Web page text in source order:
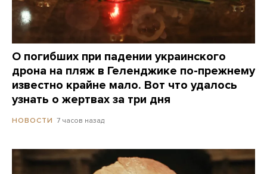
О погибших при падении украинского
дрона на пляж в Геленджике по-прежнему
известно крайне мало. Вот что удалось
узнать о жертвах за три дня
НОВОСТИ 7 часов назад